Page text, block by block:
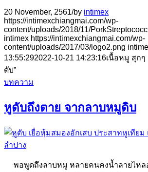
20 November, 2561/by intimex
https://intimexchiangmai.com/wp-
content/uploads/2018/11/
intimex https://intimexchiangmai.com/wp-
content/uploads/2017/03/logo2.png
13:55:292022-10-21 14:23:16เนื้อหมู สุกๆ
ดับ”
บทความ
หูดับถึงตาย จากลาบหมูดิบ
พอพูดถึงลาบหมู หลายคนคงน้ำลายไหล